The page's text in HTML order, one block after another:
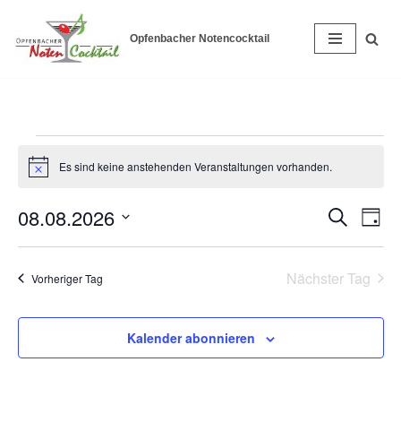
Zum
Opfenbacher Notencocktail
HinweisEs sind keine anstehenden Veranstaltungen vorhanden.
Suche
und
Suche
Tag
08.08.2026
Datum
Vorheriger Tag Nächster Tag
Kalender abonnieren